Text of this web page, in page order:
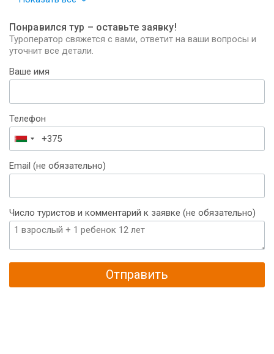
Понравился тур – оставьте заявку!
Туроператор свяжется с вами, ответит на ваши вопросы и
уточнит все детали.
Ваше имя
Телефон
Беларусь
+375
Email (не обязательно)
Число туристов и комментарий к заявке (не обязательно)
Отправить